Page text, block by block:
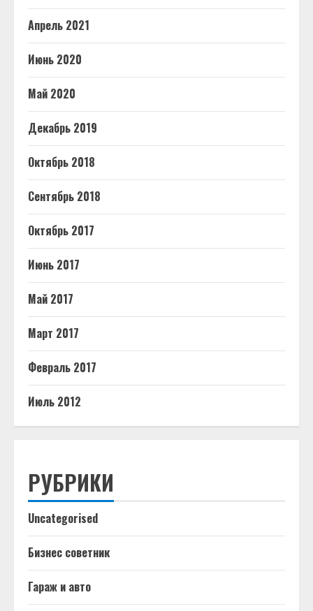
Апрель 2021
Июнь 2020
Май 2020
Декабрь 2019
Октябрь 2018
Сентябрь 2018
Октябрь 2017
Июнь 2017
Май 2017
Март 2017
Февраль 2017
Июль 2012
РУБРИКИ
Uncategorised
Бизнес советник
Гараж и авто